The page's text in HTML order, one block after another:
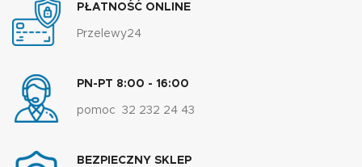
PŁATNOŚĆ ONLINE
Przelewy24
PN-PT 8:00 - 16:00
pomoc 32 232 24 43
BEZPIECZNY SKLEP